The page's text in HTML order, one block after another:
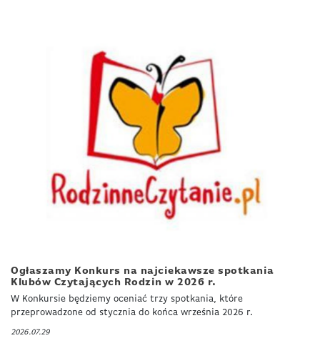
Ogłaszamy Konkurs na najciekawsze spotkania
Klubów Czytających Rodzin w 2026 r.
W Konkursie będziemy oceniać trzy spotkania, które
przeprowadzone od stycznia do końca września 2026 r.
2026.07.29